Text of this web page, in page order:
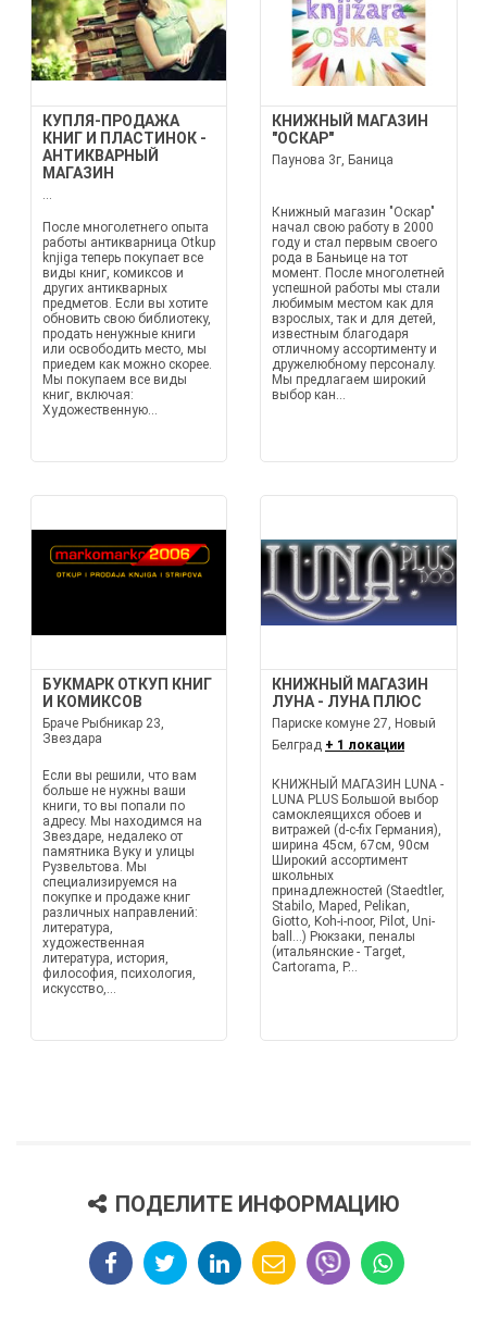
КУПЛЯ-ПРОДАЖА
КНИГ И ПЛАСТИНОК -
АНТИКВАРНЫЙ
МАГАЗИН
...
После многолетнего опыта
работы антикварница Otkup
knjiga теперь покупает все
виды книг, комиксов и
других антикварных
предметов. Если вы хотите
обновить свою библиотеку,
продать ненужные книги
или освободить место, мы
приедем как можно скорее.
Мы покупаем все виды
книг, включая:
Художественную...
КНИЖНЫЙ МАГАЗИН
"ОСКАР"
Паунова 3г, Баница
Книжный магазин "Оскар"
начал свою работу в 2000
году и стал первым своего
рода в Баньице на тот
момент. После многолетней
успешной работы мы стали
любимым местом как для
взрослых, так и для детей,
известным благодаря
отличному ассортименту и
дружелюбному персоналу.
Мы предлагаем широкий
выбор кан...
БУКМАРК ОТКУП КНИГ
И КОМИКСОВ
Браче Рыбникар 23,
Звездара
Если вы решили, что вам
больше не нужны ваши
книги, то вы попали по
адресу. Мы находимся на
Звездаре, недалеко от
памятника Вуку и улицы
Рузвельтова. Мы
специализируемся на
покупке и продаже книг
различных направлений:
литература,
художественная
литература, история,
философия, психология,
искусство,...
КНИЖНЫЙ МАГАЗИН
ЛУНА - ЛУНА ПЛЮС
Париске комуне 27, Новый
Белград + 1 локации
КНИЖНЫЙ МАГАЗИН LUNA -
LUNA PLUS Большой выбор
самоклеящихся обоев и
витражей (d-c-fix Германия),
ширина 45см, 67см, 90см
Широкий ассортимент
школьных
принадлежностей (Staedtler,
Stabilo, Maped, Pelikan,
Giotto, Koh-i-noor, Pilot, Uni-
ball...) Рюкзаки, пеналы
(итальянские - Target,
Cartorama, P...
ПОДЕЛИТЕ ИНФОРМАЦИЮ